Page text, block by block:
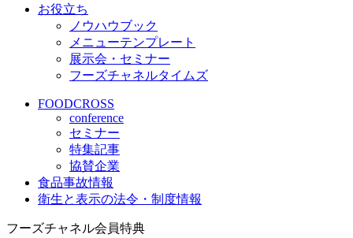
お役立ち
ノウハウブック
メニューテンプレート
展示会・セミナー
フーズチャネルタイムズ
FOODCROSS
conference
セミナー
特集記事
協賛企業
食品事故情報
衛生と表示の法令・制度情報
フーズチャネル会員特典